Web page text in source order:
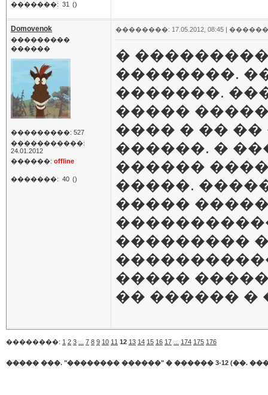
�������: 31 ()
Domovenok
���������
������
���������: 527
�����������:
24.01.2012
������: offline
�������: 40 ()
��������: 17.05.2012, 08:45 |
�
��������.
�������.
�����
���� � ��
������. �
������
�����.
�����
���������
�����
�� ������ �
��������: 1 2 3 7 8 9 10 11 12 13 14 15 16 17 174 175 176
����� ���. "�������� ������" � ������ 3-12 (��.